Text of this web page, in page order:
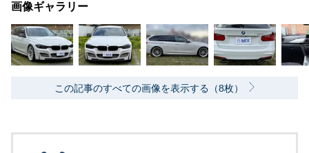
画像ギャラリー
この記事のすべての画像を表示する（8枚）